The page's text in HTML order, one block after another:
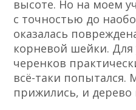
высоте. Но на моем
с точностью до
оказалась
корневой шейки. Для
черенков
всё-таки попытался.
прижились, и дерево